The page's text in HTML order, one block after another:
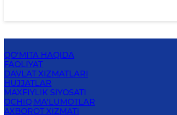
QO‘MITA HAQIDA
FAOLIYAT
DAVLAT XIZMATLARI
HUJJATLAR
MAXFIYLIK SIYOSATI
OCHIQ MA’LUMOTLAR
AXBOROT XIZMATI